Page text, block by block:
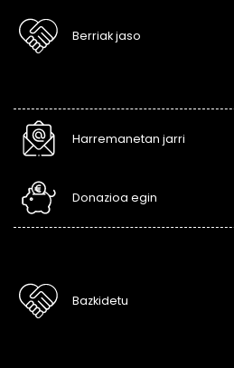
Berriak jaso
Harremanetan jarri
Donazioa egin
Bazkidetu